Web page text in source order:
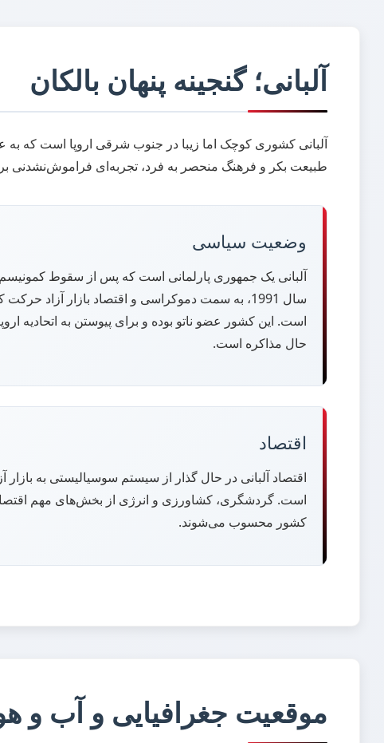
آلبانی؛ گنجینه پنهان بالکان
آلبانی کشوری کوچک اما زیبا در جنوب شرقی اروپا است که
طبیعت بکر و فرهنگ منحصر به فرد، تجربه‌ای فراموش‌نشدنی
وضعیت سیاسی
آلبانی یک جمهوری پارلمانی است که پس از سقوط کمونیسم
سال 1991، به سمت دموکراسی و اقتصاد بازار آزاد حرکت
است. این کشور عضو ناتو بوده و برای پیوستن به اتحادیه
حال مذاکره است.
اقتصاد
اقتصاد آلبانی در حال گذار از سیستم سوسیالیستی به بازار
است. گردشگری، کشاورزی و انرژی از بخش‌های مهم
کشور محسوب می‌شوند.
موقعیت جغرافیایی و آب و